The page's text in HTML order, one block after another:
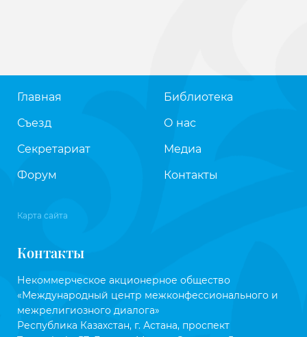
Главная
Съезд
Секретариат
Форум
Библиотека
О нас
Медиа
Контакты
Карта сайта
Контакты
Некоммерческое акционерное общество
«Международный центр межконфессионального и
межрелигиозного диалога»
Республика Казахстан, г. Астана, проспект